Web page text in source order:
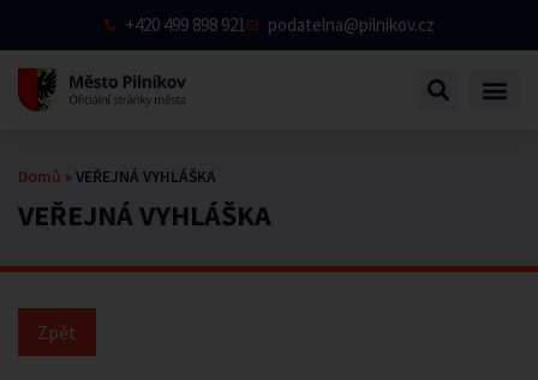
+420 499 898 921 podatelna@pilnikov.cz
VEŘEJNÁ VYHLÁŠKA
Domů » VEŘEJNÁ VYHLÁŠKA